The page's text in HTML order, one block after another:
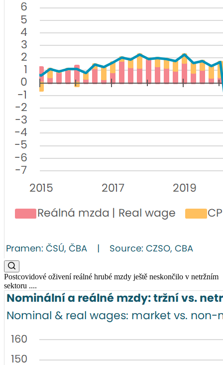
Postcovidové oživení reálné hrubé mzdy ještě neskončilo v netržním
sektoru ....